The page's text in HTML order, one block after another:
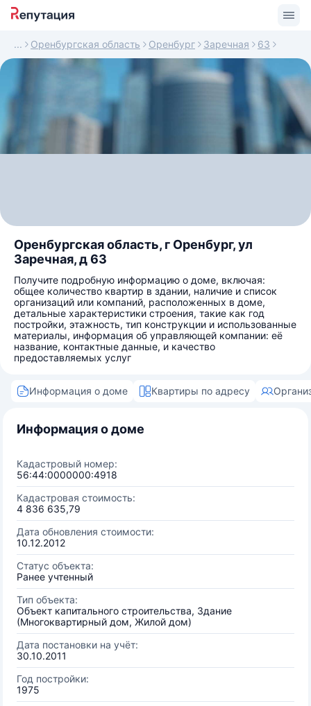
Оренбургская область Оренбург Заречная 63
Оренбургская область, г Оренбург, ул
Заречная, д 63
Получите подробную информацию о доме, включая:
общее количество квартир в здании, наличие и список
организаций или компаний, расположенных в доме,
детальные характеристики строения, такие как год
постройки, этажность, тип конструкции и использованные
материалы, информация об управляющей компании: её
название, контактные данные, и качество
предоставляемых услуг
Информация о доме Квартиры по адресу
Информация о доме
Кадастровый номер:
56:44:0000000:4918
Кадастровая стоимость:
4 836 635,79
Дата обновления стоимости:
10.12.2012
Статус объекта:
Ранее учтенный
Тип объекта:
Объект капитального строительства, Здание
(Многоквартирный дом, Жилой дом)
Дата постановки на учёт:
30.10.2011
Год постройки:
1975